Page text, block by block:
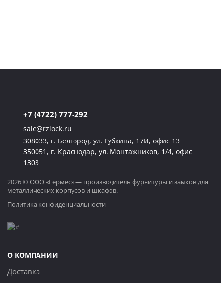
+7 (4722) 777-292
sale@rzlock.ru
308033, г. Белгород, ул. Губкина, 17И, офис 13
350051, г. Краснодар, ул. Монтажников, 1/4, офис
1303
2026 © ООО «Гермес» — производитель фурнитуры и замков для
металлических корпусов и шкафов.
Политика конфиденциальности
О КОМПАНИИ
Доставка